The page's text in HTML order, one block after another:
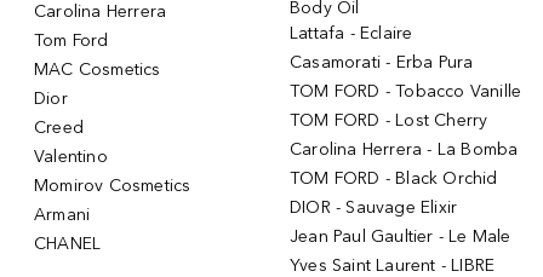
Carolina Herrera
Tom Ford
MAC Cosmetics
Dior
Creed
Valentino
Momirov Cosmetics
Armani
CHANEL
Body Oil
Lattafa - Eclaire
Casamorati - Erba Pura
TOM FORD - Tobacco Vanille
TOM FORD - Lost Cherry
Carolina Herrera - La Bomba
TOM FORD - Black Orchid
DIOR - Sauvage Elixir
Jean Paul Gaultier - Le Male
Yves Saint Laurent - LIBRE